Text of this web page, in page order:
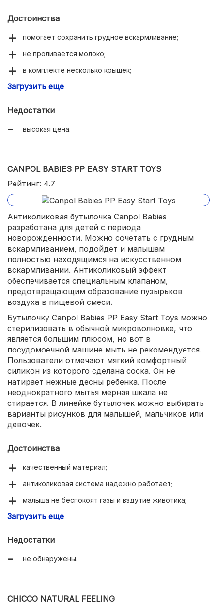
Достоинства
помогает сохранить грудное вскармливание;
не проливается молоко;
в комплекте несколько крышек;
соска подойдет для разных возрастов;
Загрузить еще
Недостатки
высокая цена.
CANPOL BABIES PP EASY START TOYS
Рейтинг: 4.7
Антиколиковая бутылочка Canpol Babies
разработана для детей с периода
новорожденности. Можно сочетать с грудным
вскармливанием, подойдет и малышам
полностью находящимся на искусственном
вскармливании. Антиколиковый эффект
обеспечивается специальным клапаном,
предотвращающим образование пузырьков
воздуха в пищевой смеси.
Бутылочку Canpol Babies PP Easy Start Toys можно
стерилизовать в обычной микроволновке, что
является большим плюсом, но вот в
посудомоечной машине мыть не рекомендуется.
Пользователи отмечают мягкий комфортный
силикон из которого сделана соска. Он не
натирает нежные десны ребенка. После
неоднократного мытья мерная шкала не
стирается. В линейке бутылочек можно выбирать
варианты рисунков для малышей, мальчиков или
девочек.
Достоинства
качественный материал;
антиколиковая система надежно работает;
малыша не беспокоят газы и вздутие животика;
красивый дизайн;
Загрузить еще
Недостатки
не обнаружены.
CHICCO NATURAL FEELING